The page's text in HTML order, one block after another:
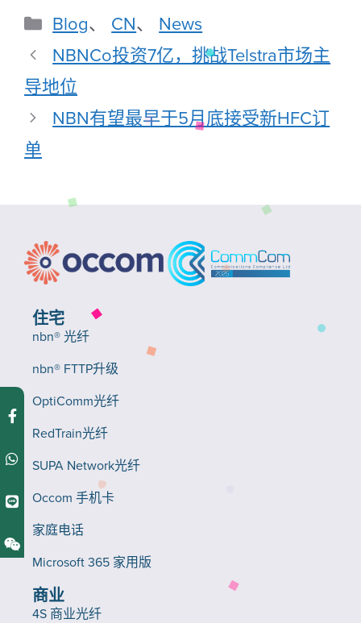
Blog、 CN、 News
NBNCo投资7亿，挑战Telstra市场主
导地位
NBN有望最早于5月底接受新HFC订
单
住宅
nbn® 光纤
nbn® FTTP升级
OptiComm光纤
RedTrain光纤
SUPA Network光纤
Occom 手机卡
家庭电话
Microsoft 365 家用版
商业
4S 商业光纤